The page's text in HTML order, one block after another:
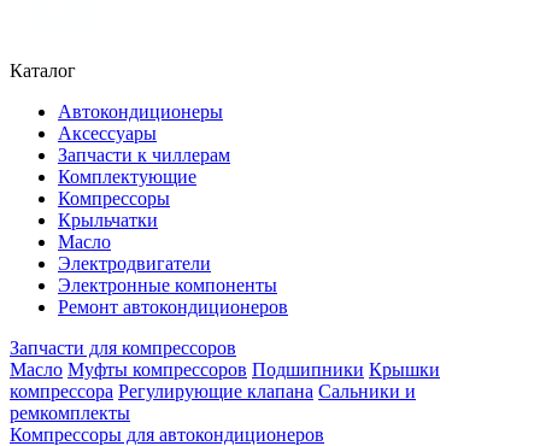
Каталог
Автокондиционеры
Аксессуары
Запчасти к чиллерам
Комплектующие
Компрессоры
Крыльчатки
Масло
Электродвигатели
Электронные компоненты
Ремонт автокондиционеров
Запчасти для компрессоров
Масло Муфты компрессоров Подшипники Крышки
компрессора Регулирующие клапана Сальники и
ремкомплекты
Компрессоры для автокондиционеров